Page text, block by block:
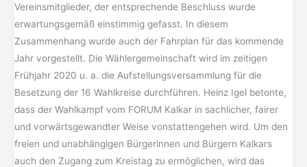
Vereinsmitglieder, der entsprechende Beschluss wurde
erwartungsgemäß einstimmig gefasst. In diesem
Zusammenhang wurde auch der Fahrplan für das kommende
Jahr vorgestellt. Die Wählergemeinschaft wird im zeitigen
Frühjahr 2020 u. a. die Aufstellungsversammlung für die
Besetzung der 16 Wahlkreise durchführen. Heinz Igel betonte,
dass der Wahlkampf vom FORUM Kalkar in sachlicher, fairer
und vorwärtsgewandter Weise vonstattengehen wird. Um den
freien und unabhängigen Bürgerinnen und Bürgern Kalkars
auch den Zugang zum Kreistag zu ermöglichen, wird das